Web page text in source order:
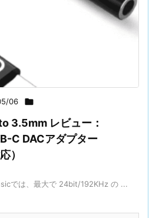
06 
3.5mm レビュー：
C DACアダプター
）
では、最大で 24bit/192KHz の ...